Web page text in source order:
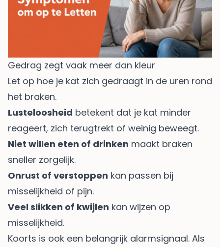
Gedrag zegt vaak meer dan kleur
Let op hoe je kat zich gedraagt in de uren rond
het braken.
Lusteloosheid betekent dat je kat minder
reageert, zich terugtrekt of weinig beweegt.
Niet willen eten of drinken maakt braken
sneller zorgelijk.
Onrust of verstoppen kan passen bij
misselijkheid of pijn.
Veel slikken of kwijlen kan wijzen op
misselijkheid.
Koorts is ook een belangrijk alarmsignaal. Als